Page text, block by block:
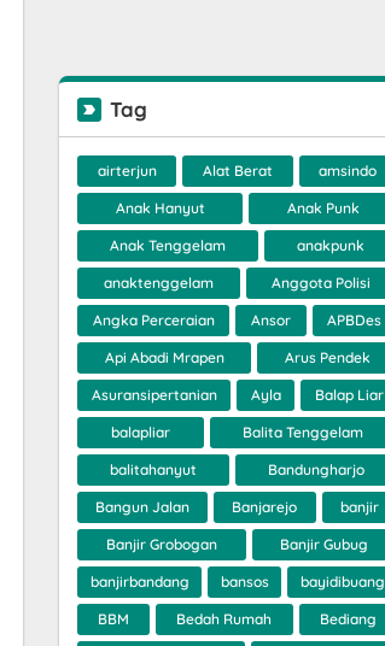
Tag
airterjun Alat Berat amsindo
Anak Hanyut Anak Punk
Anak Tenggelam anakpunk
anaktenggelam Anggota Polisi
Angka Perceraian Ansor APBDes
Api Abadi Mrapen Arus Pendek
Asuransipertanian Ayla Balap Liar
balapliar Balita Tenggelam
balitahanyut Bandungharjo
Bangun Jalan Banjarejo banjir
Banjir Grobogan Banjir Gubug
banjirbandang bansos bayidibuang
BBM Bedah Rumah Bediang